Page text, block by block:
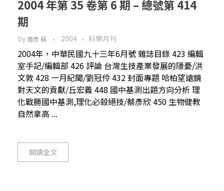
2004 年第 35 卷第 6 期 – 總號第 414
期
by 裔彥 蘇 2004 科學月刊
2004年，中華民國九十三年6月號 雜誌目錄 423 編輯
室手記/編輯部 426 評論 台灣生技產業發展的隱憂/洪
文敦 428 一月紀聞/劉冠伶 432 封面專題 哈柏望遠鏡
對天文的貢獻/丘宏義 448 國中基測出題方向分析 理
化戰勝國中基測,理化必殺絕技/蔡彥欣 450 生物健教
自然拿高 ...
閱讀全文